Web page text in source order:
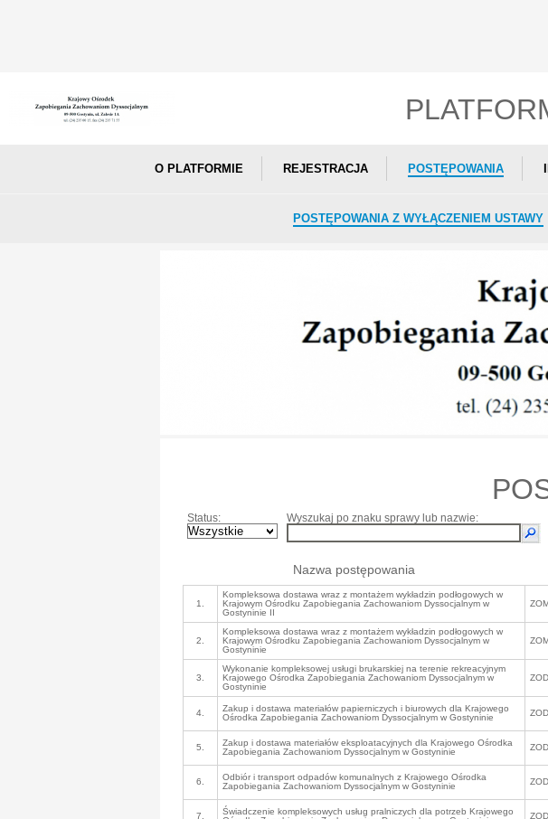
O PLATFORMIE REJESTRACJA POSTĘPOWANIA
POSTĘPOWANIA Z WYŁĄCZENIEM USTAWY
Status: Wyszukaj po znaku sprawy lub nazwie:
Nazwa postępowania
1.
Kompleksowa dostawa wraz z montażem wykładzin podłogowych w
Krajowym Ośrodku Zapobiegania Zachowaniom Dyssocjalnym w
Gostyninie II
2.
Kompleksowa dostawa wraz z montażem wykładzin podłogowych w
Krajowym Ośrodku Zapobiegania Zachowaniom Dyssocjalnym w
Gostyninie
3.
Wykonanie kompleksowej usługi brukarskiej na terenie rekreacyjnym
Krajowego Ośrodka Zapobiegania Zachowaniom Dyssocjalnym w
Gostyninie
4.
Zakup i dostawa materiałów papierniczych i biurowych dla Krajowego
Ośrodka Zapobiegania Zachowaniom Dyssocjalnym w Gostyninie
5.
Zakup i dostawa materiałów eksploatacyjnych dla Krajowego Ośrodka
Zapobiegania Zachowaniom Dyssocjalnym w Gostyninie
6.
Odbiór i transport odpadów komunalnych z Krajowego Ośrodka
Zapobiegania Zachowaniom Dyssocjalnym w Gostyninie
7.
Świadczenie kompleksowych usług pralniczych dla potrzeb Krajowego